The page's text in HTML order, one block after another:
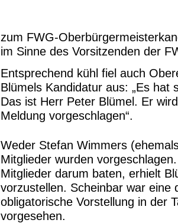
zum FWG-
im Sinne des Vorsitzenden der
Entsprechend kühl fiel auch
Blümels Kandidatur aus: „Es hat
Das ist Herr Peter Blümel. Er
Meldung vorgeschlagen“.
Weder Stefan Wimmers
Mitglieder wurden
Mitglieder darum baten, erhielt
vorzustellen. Scheinbar war eine
obligatorische Vorstellung in der
vorgesehen.